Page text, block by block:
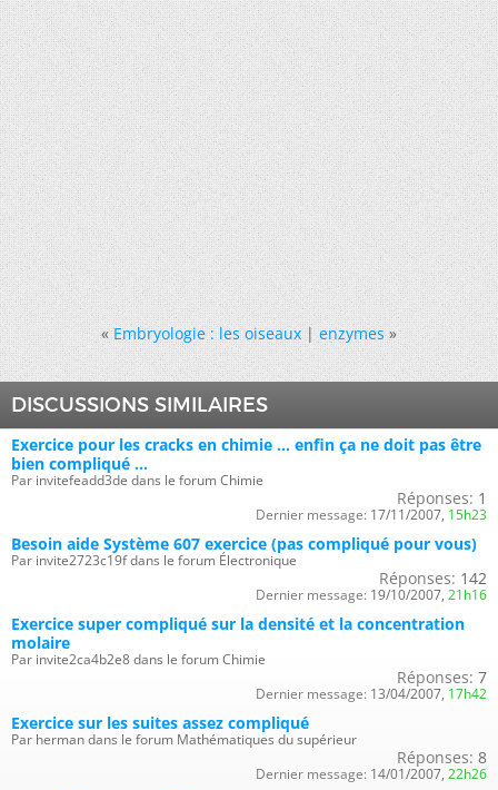
« Embryologie : les oiseaux|enzymes »
DISCUSSIONS SIMILAIRES
Exercice pour les cracks en chimie ... enfin ça ne doit pas être
bien compliqué ...
Par invitefeadd3de dans le forum Chimie
Réponses: 1
Dernier message: 17/11/2007, 15h23
Besoin aide Système 607 exercice (pas compliqué pour vous)
Par invite2723c19f dans le forum Électronique
Réponses: 142
Dernier message: 19/10/2007, 21h16
Exercice super compliqué sur la densité et la concentration
molaire
Par invite2ca4b2e8 dans le forum Chimie
Réponses: 7
Dernier message: 13/04/2007, 17h42
Exercice sur les suites assez compliqué
Par herman dans le forum Mathématiques du supérieur
Réponses: 8
Dernier message: 14/01/2007, 22h26